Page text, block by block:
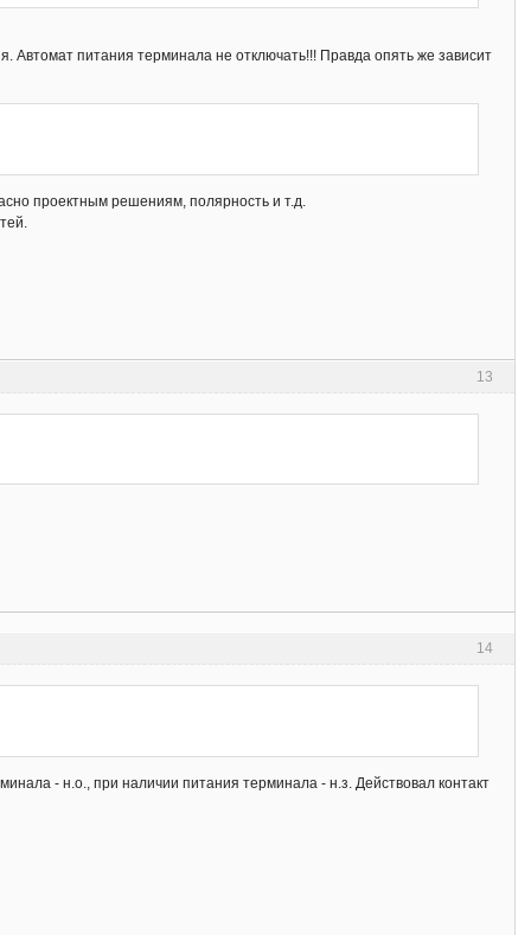
Автомат питания терминала не отключать!!! Правда опять же зависит
проектным решениям, полярность и т.д.
13
14
- н.о., при наличии питания терминала - н.з. Действовал контакт